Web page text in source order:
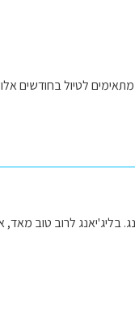
לטיול בחודשים
לרוב טוב מאד, אם